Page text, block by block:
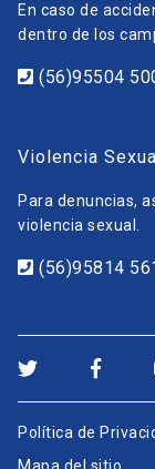
En caso de
dentro de los
(56)95504
Violencia Sexual
Para denuncias,
violencia sexual.
(56)95814
Política de